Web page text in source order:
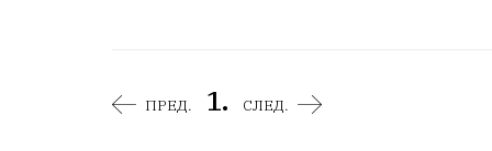
ПРЕД. 1. СЛЕД.